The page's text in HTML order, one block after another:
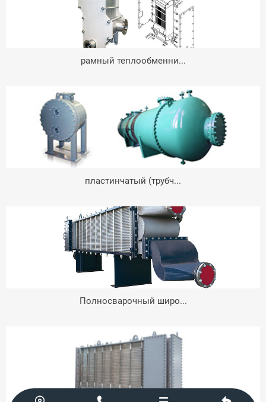
рамный теплообменни...
пластинчатый (трубч...
Полносварочный широ...